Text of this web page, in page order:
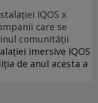
IQOS x
care se
comunității
imersive IQOS
de anul acesta a